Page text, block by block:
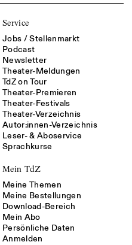
Service
Jobs / Stellenmarkt
Podcast
Newsletter
Theater-Meldungen
TdZ on Tour
Theater-Premieren
Theater-Festivals
Theater-Verzeichnis
Autor:innen-Verzeichnis
Leser- & Aboservice
Sprachkurse
Mein TdZ
Meine Themen
Meine Bestellungen
Download-Bereich
Mein Abo
Persönliche Daten
Anmelden